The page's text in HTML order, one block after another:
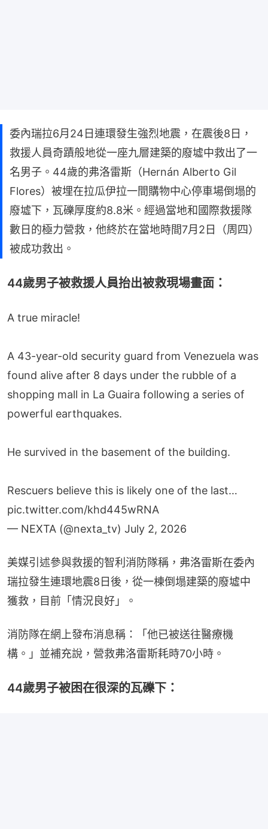
委內瑞拉6月24日連環發生強烈地震，在震後8日，
救援人員奇蹟般地從一座九層建築的廢墟中救出了一
名男子。44歲的弗洛雷斯（Hernán Alberto Gil
Flores）被埋在拉瓜伊拉一間購物中心停車場倒塌的
廢墟下，瓦礫厚度約8.8米。經過當地和國際救援隊
數日的極力營救，他終於在當地時間7月2日（周四）
被成功救出。
44歲男子被救援人員抬出被救現場畫面：
A true miracle!
A 43-year-old security guard from Venezuela was
found alive after 8 days under the rubble of a
shopping mall in La Guaira following a series of
powerful earthquakes.
He survived in the basement of the building.
Rescuers believe this is likely one of the last…
pic.twitter.com/khd445wRNA
— NEXTA (@nexta_tv) July 2, 2026
美媒引述參與救援的智利消防隊稱，弗洛雷斯在委內
瑞拉發生連環地震8日後，從一棟倒塌建築的廢墟中
獲救，目前「情況良好」。
消防隊在網上發布消息稱：「他已被送往​​醫療機
構。」並補充說，營救弗洛雷斯耗時70小時。
44歲男子被困在很深的瓦礫下：